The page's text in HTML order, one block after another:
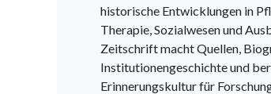
historische Entwicklungen in
Therapie, Sozialwesen und
Zeitschrift macht Quellen,
Institutionengeschichte und
Erinnerungskultur für